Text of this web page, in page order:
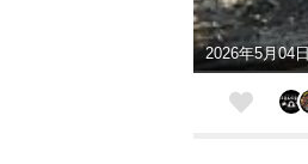
2026年5月04日